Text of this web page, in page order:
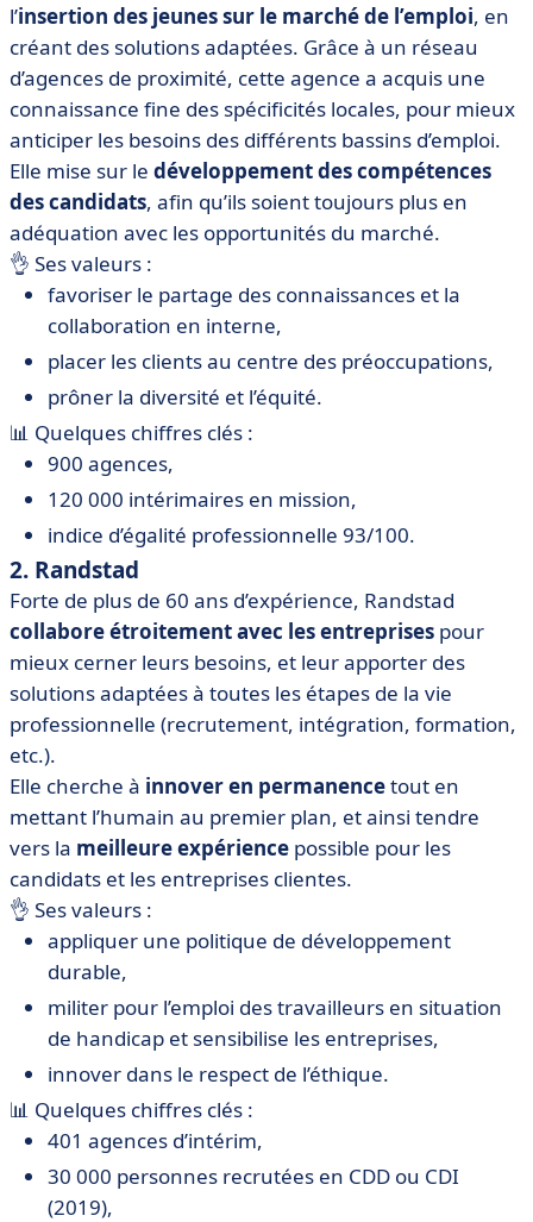
l’insertion des jeunes sur le marché de l’emploi, en
créant des solutions adaptées. Grâce à un réseau
d’agences de proximité, cette agence a acquis une
connaissance fine des spécificités locales, pour mieux
anticiper les besoins des différents bassins d’emploi.
Elle mise sur le développement des compétences
des candidats, afin qu’ils soient toujours plus en
adéquation avec les opportunités du marché.
👌 Ses valeurs :
favoriser le partage des connaissances et la
collaboration en interne,
placer les clients au centre des préoccupations,
prôner la diversité et l’équité.
📊 Quelques chiffres clés :
900 agences,
120 000 intérimaires en mission,
indice d’égalité professionnelle 93/100.
2. Randstad
Forte de plus de 60 ans d’expérience, Randstad
collabore étroitement avec les entreprises pour
mieux cerner leurs besoins, et leur apporter des
solutions adaptées à toutes les étapes de la vie
professionnelle (recrutement, intégration, formation,
etc.).
Elle cherche à innover en permanencetout en
mettant l’humain au premier plan, et ainsi tendre
vers la meilleureexpérience possible pour les
candidats et les entreprises clientes.
👌 Ses valeurs :
appliquer une politique de développement
durable,
militer pour l’emploi des travailleurs en situation
de handicap et sensibilise les entreprises,
innover dans le respect de l’éthique.
📊 Quelques chiffres clés :
401 agences d’intérim,
30 000 personnes recrutées en CDD ou CDI
(2019),